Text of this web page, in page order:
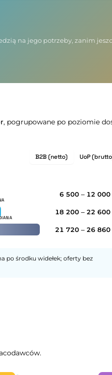
na jego potrzeby, zanim
, pogrupowane po poziomie
B2B (netto) UoP
6 500 – 12 000
18 200 – 22 600
21 720 – 26 860
po środku widełek; oferty bez